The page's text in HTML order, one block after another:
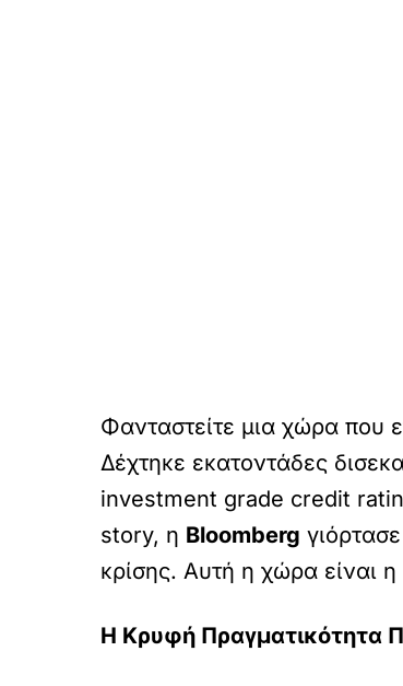
Φανταστείτε μια χώρα που
Δέχτηκε εκατοντάδες
investment grade credit
story, η Bloomberg
κρίσης. Αυτή η χώρα είναι
Η Κρυφή Πραγματικότητα